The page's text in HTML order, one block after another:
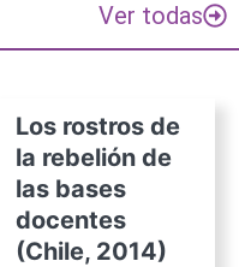
Ver todas
Los rostros de
la rebelión de
las bases
docentes
(Chile, 2014)